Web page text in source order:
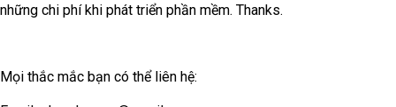
những chi phí khi phát triển phần mềm. Thanks.
Mọi thắc mắc bạn có thể liên hệ: